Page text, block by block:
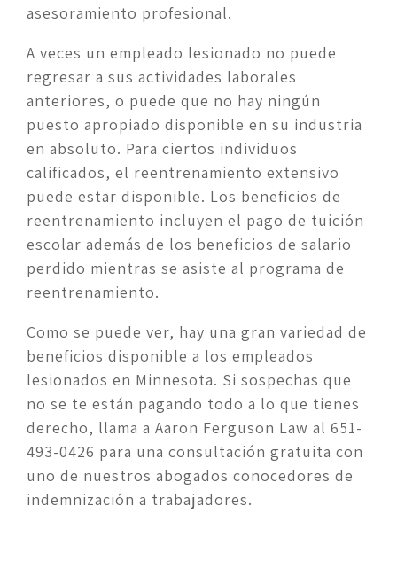
asesoramiento profesional.
A veces un empleado lesionado no puede
regresar a sus actividades laborales
anteriores, o puede que no hay ningún
puesto apropiado disponible en su industria
en absoluto. Para ciertos individuos
calificados, el reentrenamiento extensivo
puede estar disponible. Los beneficios de
reentrenamiento incluyen el pago de tuición
escolar además de los beneficios de salario
perdido mientras se asiste al programa de
reentrenamiento.
Como se puede ver, hay una gran variedad de
beneficios disponible a los empleados
lesionados en Minnesota. Si sospechas que
no se te están pagando todo a lo que tienes
derecho, llama a Aaron Ferguson Law al 651-
493-0426 para una consultación gratuita con
uno de nuestros abogados conocedores de
indemnización a trabajadores.